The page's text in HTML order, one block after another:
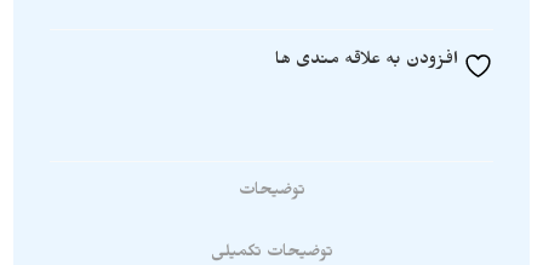
افزودن به علاقه مندی ها
توضیحات
توضیحات تکمیلی